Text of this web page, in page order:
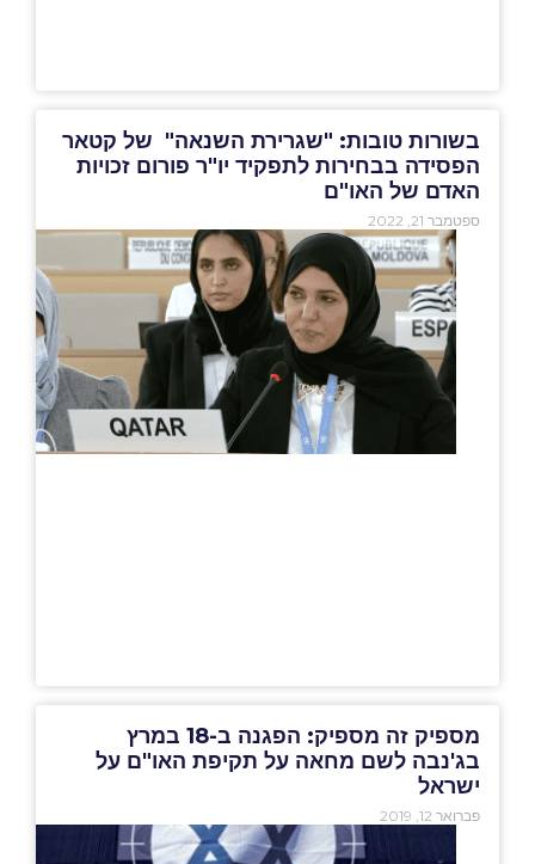
בשורות טובות: "שגרירת השנאה" של קטאר
הפסידה בבחירות לתפקיד יו"ר פורום זכויות
האדם של האו"ם
ספטמבר 21, 2022
מספיק זה מספיק: הפגנה ב-18 במרץ
בג'נבה לשם מחאה על תקיפת האו"ם על
ישראל
פברואר 12, 2019